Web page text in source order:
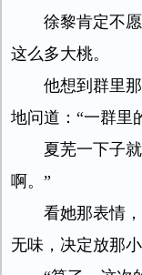
徐黎肯定不
这么多大桃。
他想到群里
地问道：“一群里
夏芜一下子
啊。”
看她那表情
无味，决定放那小